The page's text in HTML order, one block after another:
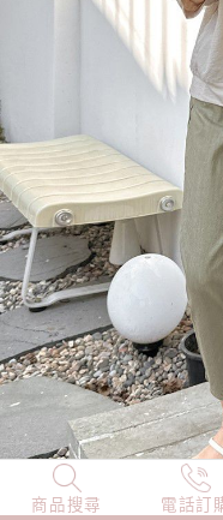
商品搜尋 電話訂
NEW 店長精